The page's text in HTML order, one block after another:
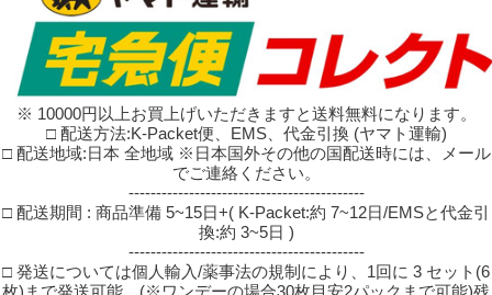
※ 10000円以上お買上げいただきますと送料無料になります。
□ 配送方法:K-Packet便、EMS、代金引換 (ヤマト運輸)
□ 配送地域:日本 全地域 ※日本国外その他の国配送時には、メール
でご連絡ください。
-------------------------------------------
□ 配送期間 : 商品準備 5~15日+( K-Packet:約 7~12日/EMSと代金引
換:約 3~5日 )
-------------------------------------------
□ 発送については個人輸入/薬事法の規制により、1回に 3 セット(6
枚)まで発送可能。(※ワンデーの場合30枚目安2パックまで可能)残